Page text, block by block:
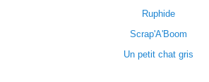
Ruphide
Scrap'A'Boom
Un petit chat gris